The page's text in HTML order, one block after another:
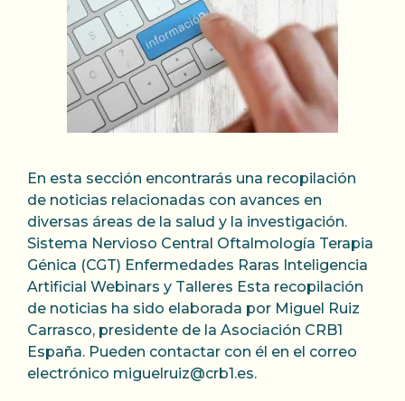
En esta sección encontrarás una recopilación
de noticias relacionadas con avances en
diversas áreas de la salud y la investigación.
Sistema Nervioso Central Oftalmología Terapia
Génica (CGT) Enfermedades Raras Inteligencia
Artificial Webinars y Talleres Esta recopilación
de noticias ha sido elaborada por Miguel Ruiz
Carrasco, presidente de la Asociación CRB1
España. Pueden contactar con él en el correo
electrónico miguelruiz@crb1.es.